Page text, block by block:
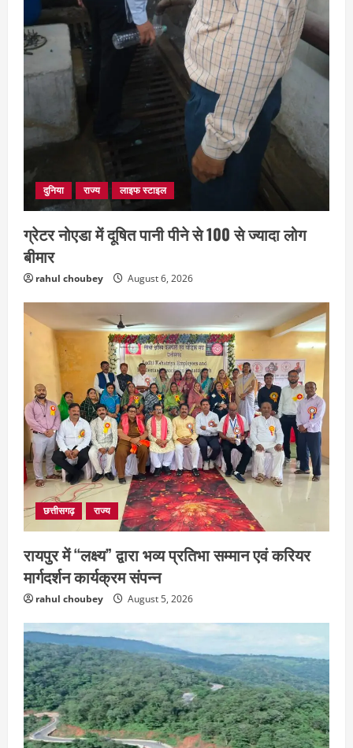
July 28, 2026
दुनिया राज्य लाइफ स्टाइल
ग्रेटर नोएडा में दूषित पानी पीने से 100 से ज्यादा लोग
बीमार
rahul choubey August 6, 2026
छत्तीसगढ़ राज्य
रायपुर में “लक्ष्य” द्वारा भव्य प्रतिभा सम्मान एवं करियर
मार्गदर्शन कार्यक्रम संपन्न
rahul choubey August 5, 2026